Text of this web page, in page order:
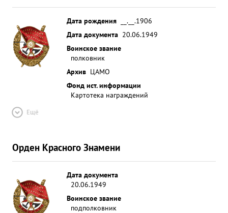
Дата рождения
__.__.1906
Дата документа 20.06.1949
Воинское звание
полковник
Архив ЦАМО
Фонд ист. информации
Картотека награждений
Ещё
Орден Красного Знамени
Дата документа
20.06.1949
Воинское звание
подполковник